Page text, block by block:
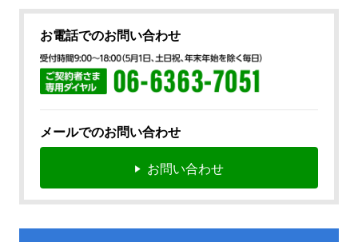
お電話でのお問い合わせ
メールでのお問い合わせ
お問い合わせ